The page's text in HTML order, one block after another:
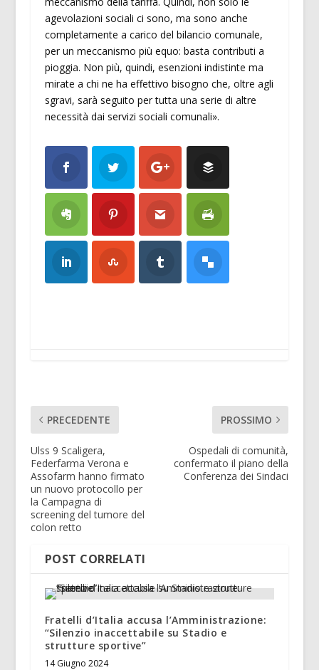
agevolazioni sociali ci sono, ma sono anche
completamente a carico del bilancio comunale,
per un meccanismo più equo: basta contributi a
pioggia. Non più, quindi, esenzioni indistinte ma
mirate a chi ne ha effettivo bisogno che, oltre agli
sgravi, sarà seguito per tutta una serie di altre
necessità dai servizi sociali comunali».
PRECEDENTE
Ulss 9 Scaligera,
Federfarma Verona e
Assofarm hanno firmato
un nuovo protocollo per
la Campagna di
screening del tumore del
colon retto
PROSSIMO
Ospedali di comunità,
confermato il piano della
Conferenza dei Sindaci
POST CORRELATI
Fratelli d’Italia accusa l’Amministrazione:
“Silenzio inaccettabile su Stadio e
strutture sportive”
14 Giugno 2024